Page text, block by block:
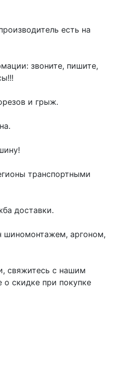
есть на
звоните, пишите,
и грыж.
транспортными
доставки.
шиномонтажем, аргоном,
свяжитесь с нашим
скидке при покупке